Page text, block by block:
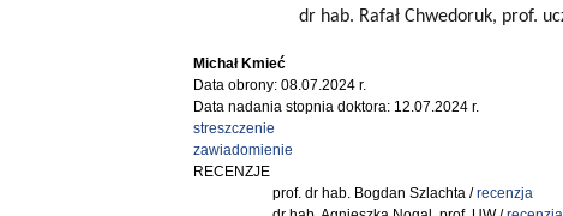
dr hab. Rafał Chwedoruk, prof.
Michał Kmieć
Data obrony: 08.07.2024 r.
Data nadania stopnia doktora: 12.07.2024 r.
streszczenie
zawiadomienie
RECENZJE
prof. dr hab. Bogdan Szlachta /recenzja